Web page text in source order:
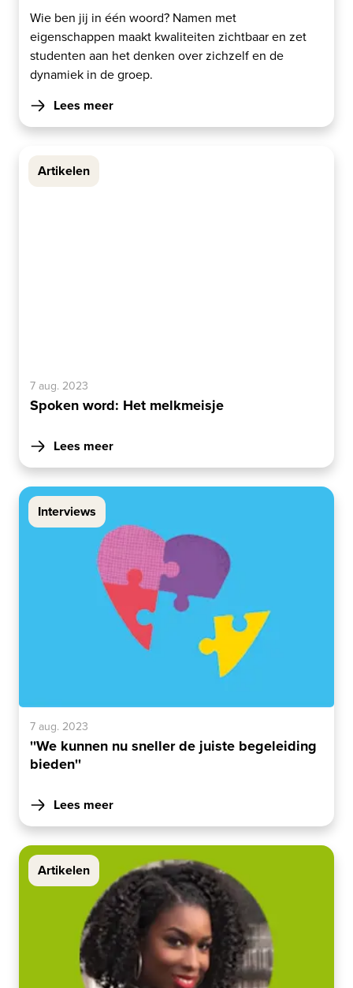
Wie ben jij in één woord? Namen met
eigenschappen maakt kwaliteiten zichtbaar en zet
studenten aan het denken over zichzelf en de
dynamiek in de groep.
Lees meer
Artikelen
7 aug. 2023
Spoken word: Het melkmeisje
Lees meer
Interviews
7 aug. 2023
''We kunnen nu sneller de juiste begeleiding
bieden''
Lees meer
Artikelen